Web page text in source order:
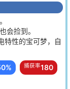
会捡到。
特性的宝可梦，自
捕获率180